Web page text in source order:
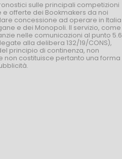
sulle principali competizioni
offerte dei Bookmakers da noi
concessione ad operare in Italia
e dei Monopoli. Il servizio, come
nelle comunicazioni al punto 5.6
alla delibera 132/19/CONS),
principio di continenza, non
non costituisce pertanto una forma